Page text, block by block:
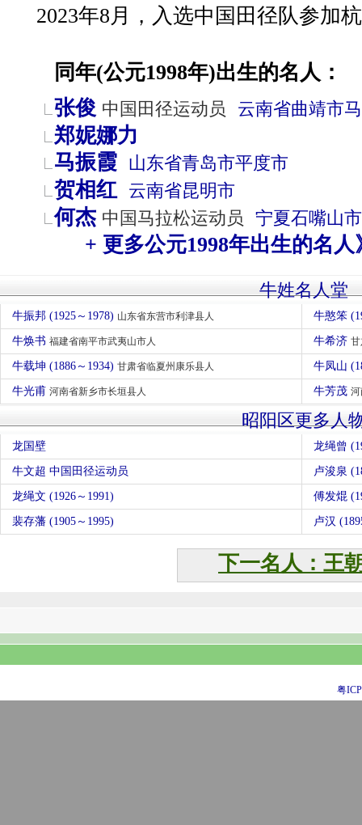
2023年8月，入选中国田径队参加
同年(公元1998年)出生的名人：
张俊 中国田径运动员 云南省曲靖市
郑妮娜力
马振霞 山东省青岛市平度市
贺相红 云南省昆明市
何杰 中国马拉松运动员 宁夏石嘴山市
+ 更多公元1998年出生的名人
牛姓名人堂
牛振邦 (1925～1978) 山东省东营市利津县人
牛焕书 福建省南平市武夷山市人 牛希济
牛载坤 (1886～1934) 甘肃省临夏州康乐县人 牛凤山
牛光甫 河南省新乡市长垣县人 牛芳茂
昭阳区更多人
龙国壁 龙绳曾
牛文超 中国田径运动员 卢浚泉
龙绳文 (1926～1991) 傅发焜
裴存藩 (1905～1995) 卢汉
下一名人：王
粤